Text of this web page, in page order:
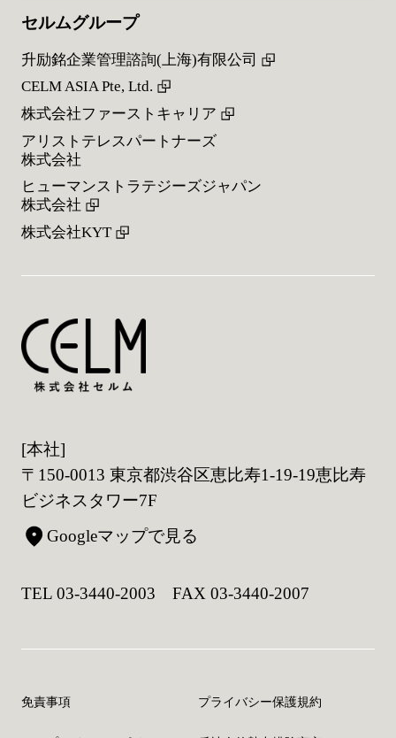
セルムグループ
升励銘企業管理諮詢(上海)有限公司
CELM ASIA Pte, Ltd.
株式会社ファーストキャリア
アリストテレスパートナーズ
株式会社
ヒューマンストラテジーズジャパン
株式会社
株式会社KYT
[本社]
〒150-0013 東京都渋谷区恵比寿1-19-19恵比寿
ビジネスタワー7F
Googleマップで見る
TEL 03-3440-2003 FAX 03-3440-2007
免責事項 プライバシー保護規約